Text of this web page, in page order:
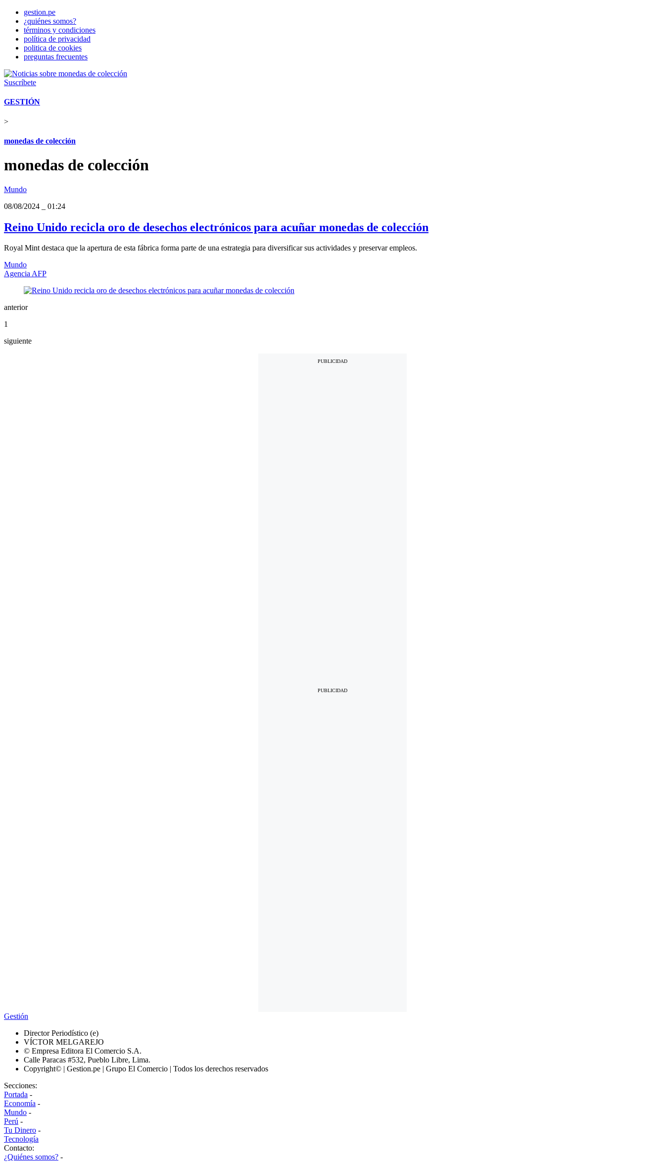
gestion.pe
¿quiénes somos?
términos y condiciones
política de privacidad
politica de cookies
preguntas frecuentes
Suscríbete
GESTIÓN
>
monedas de colección
monedas de colección
Mundo
08/08/2024
01:24
Reino Unido recicla oro de desechos electrónicos para acuñar monedas de colección
Royal Mint destaca que la apertura de esta fábrica forma parte de una estrategia para diversificar sus actividades y preservar empleos.
Mundo
Agencia AFP
anterior
1
siguiente
Gestión
Director Periodístico (e)
VÍCTOR MELGAREJO
© Empresa Editora El Comercio S.A.
Calle Paracas #532, Pueblo Libre, Lima.
Copyright© | Gestion.pe | Grupo El Comercio | Todos los derechos reservados
Secciones:
Portada -
Economía -
Mundo -
Perú -
Tu Dinero -
Tecnología
Contacto:
¿Quiénes somos? -